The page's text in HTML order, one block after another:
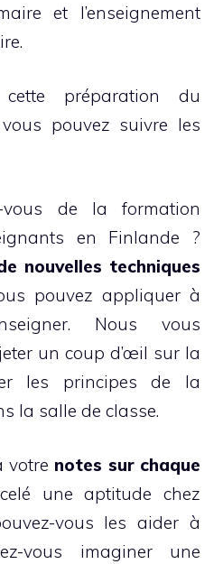
et l’enseignement
cette préparation du
pouvez suivre les
vous de la formation
en Finlande ?
nouvelles techniques
pouvez appliquer à
Nous vous
un coup d’œil sur la
les principes de la
la salle de classe.
votre notes sur chaque
une aptitude chez
vous les aider à
vous imaginer une